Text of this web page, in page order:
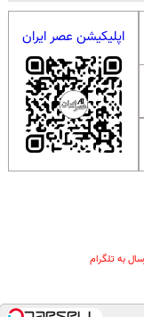
اپلیکیشن عصر ایران
به تلگرام